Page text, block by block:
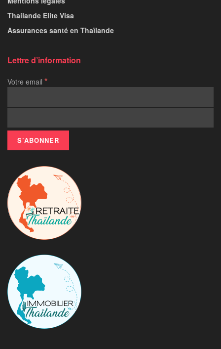
Thailande Elite Visa
Assurances santé en Thaïlande
Lettre d’information
Votre email *